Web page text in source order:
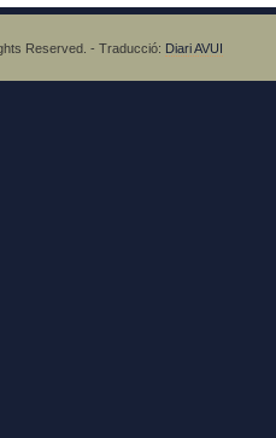
Reserved. - Traducció: Diari AVUI